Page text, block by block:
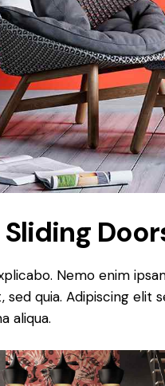
Nemo enim
sed quia. Adipiscing
aliqua.